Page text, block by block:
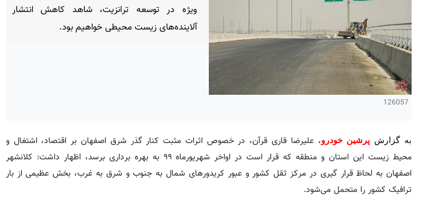
126057
ویژه در توسعه ترانزیت، شاهد کاهش انتشار
آلاینده‌های زیست محیطی خواهیم بود.
به گزارش پرشین خودرو،علیرضا قاری قرآن، در خصوص اثرات مثبت کنار گذر شرق اصفهان بر اقتصاد، اشتغال و
محیط زیست این استان و منطقه که قرار است در اواخر شهریورماه ۹۹ به بهره برداری برسد، اظهار داشت: کلانشهر
اصفهان به لحاظ قرار گیری در مرکز ثقل کشور و عبور کریدورهای شمال به جنوب و شرق به غرب، بخش عظیمی از بار
ترافیک کشور را متحمل می‌شود.